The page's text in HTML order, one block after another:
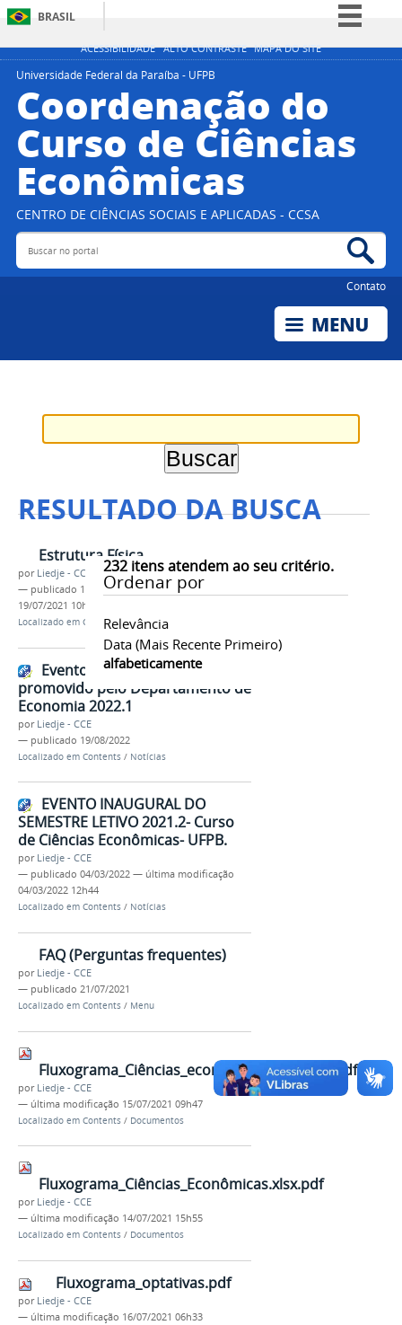
ACESSIBILIDADE ALTO CONTRASTE MAPA DO SITE
BRASIL
Simplifique!
Participe
Acesso à informação
Legislação
Universidade Federal da Paraíba - UFPB
Coordenação do
Curso de Ciências
Econômicas
CENTRO DE CIÊNCIAS SOCIAIS E APLICADAS - CCSA
Buscar no portal
Contato
RESULTADO DA BUSCA
232itens atendem ao seu critério.
Ordenar por
Relevância
Data (mais Recente Primeiro)
alfabeticamente
Estrutura Física
por Liedje - CCE
— publicado 16/07/2021 —última modificação
19/07/2021 10h31
Localizado em Contents /Menu
Evento de Boas-Vindas
promovido pelo Departamento de
Economia 2022.1
por Liedje - CCE
— publicado 19/08/2022
Localizado em Contents / Notícias
EVENTO INAUGURAL DO
SEMESTRE LETIVO 2021.2- Curso
de Ciências Econômicas- UFPB.
por Liedje - CCE
— publicado 04/03/2022 — última modificação
04/03/2022 12h44
Localizado em Contents / Notícias
FAQ (Perguntas frequentes)
por Liedje - CCE
— publicado 21/07/2021
Localizado em Contents / Menu
Fluxograma_Ciências_econômicas_noturno.pdf
por Liedje - CCE
— última modificação 15/07/2021 09h47
Localizado em Contents / Documentos
Fluxograma_Ciências_Econômicas.xlsx.pdf
por Liedje - CCE
— última modificação 14/07/2021 15h55
Localizado em Contents / Documentos
Fluxograma_optativas.pdf
por Liedje - CCE
— última modificação 16/07/2021 06h33